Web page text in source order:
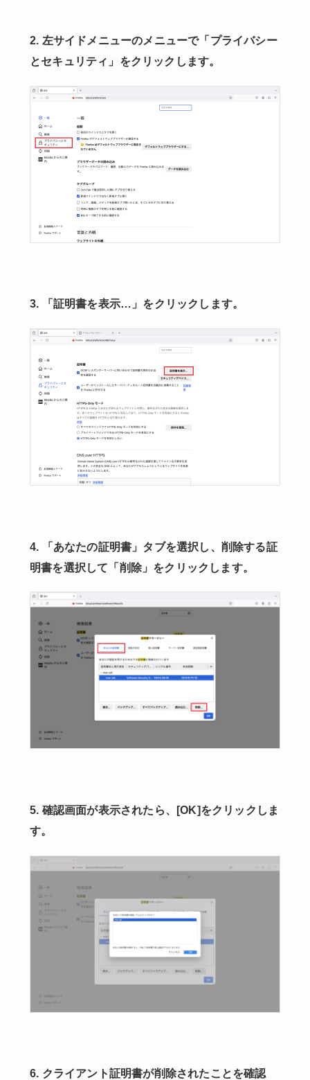
2. 左サイドメニューのメニューで「プライバシー
とセキュリティ」をクリックします。
3. 「証明書を表示…」をクリックします。
4. 「あなたの証明書」タブを選択し、削除する証
明書を選択して「削除」をクリックします。
5. 確認画面が表示されたら、[OK]をクリックしま
す。
6. クライアント証明書が削除されたことを確認